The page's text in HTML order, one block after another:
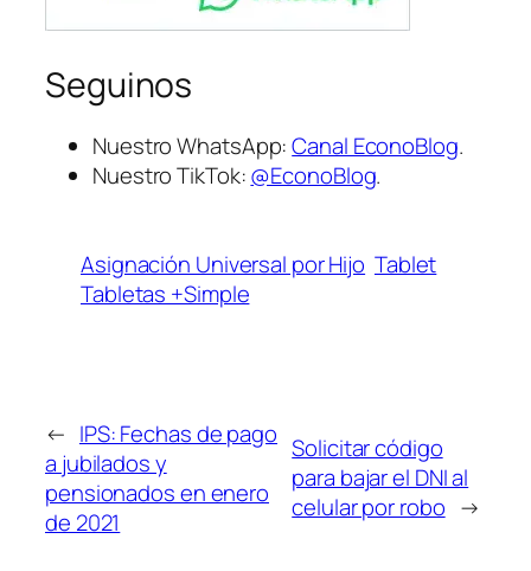
Seguinos
Nuestro WhatsApp:Canal EconoBlog.
Nuestro TikTok:@EconoBlog.
Asignación Universal por Hijo Tablet
Tabletas +Simple
← IPS: Fechas de pago
a jubilados y
pensionados en enero
de 2021
Solicitar código
para bajar el DNI al
celular por robo →